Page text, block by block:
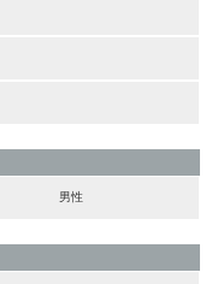
男性